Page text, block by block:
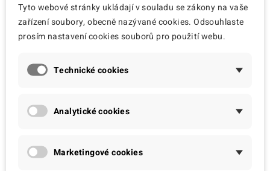
AgfaPhoto
Fotopapír AgfaPhoto
Tyto webové stránky ukládají v souladu se zákony na vaše
zařízení soubory, obecně nazývané cookies. Odsouhlaste
prosím nastavení cookies souborů pro použití webu.
Technické cookies
Analytické cookies
Marketingové cookies